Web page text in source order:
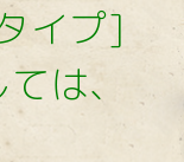
イプ]
は、